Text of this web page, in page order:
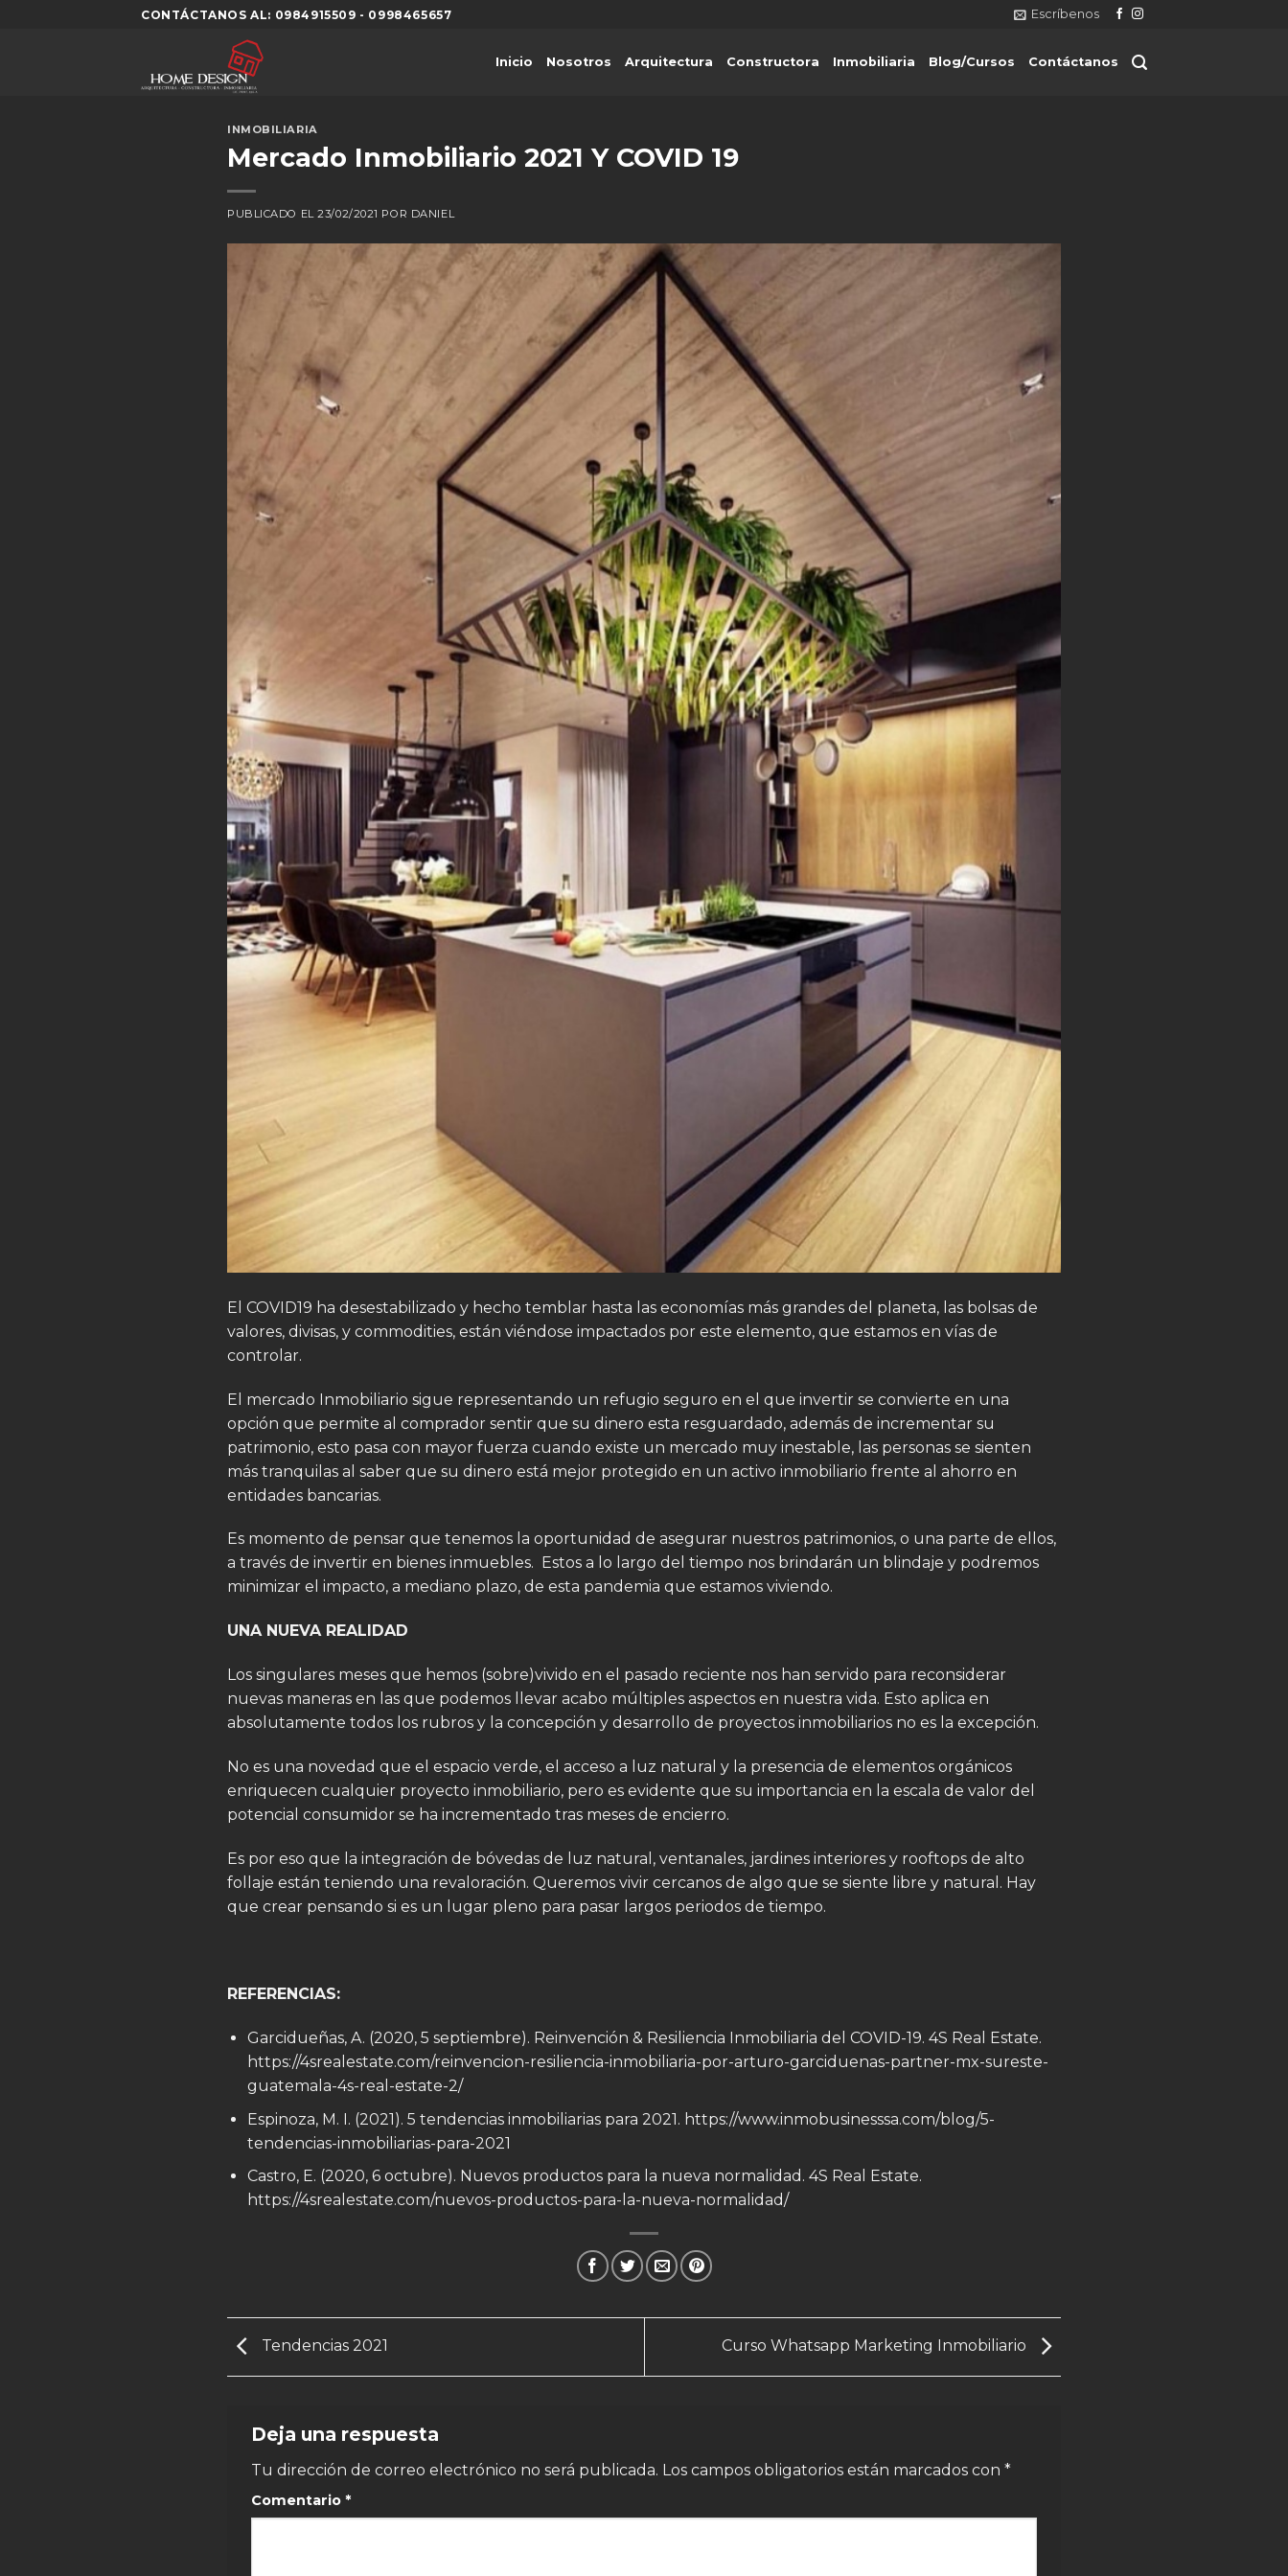
CONTÁCTANOS AL: 0984915509 - 0998465657 Escríbenos
Inicio Nosotros Arquitectura Constructora Inmobiliaria Blog/Cursos Contáctanos
INMOBILIARIA
Mercado Inmobiliario 2021 Y COVID 19
PUBLICADO EL23/02/2021 POR DANIEL
El COVID19 ha desestabilizado y hecho temblar hasta las economías más grandes del planeta, las bolsas de
valores, divisas, y commodities, están viéndose impactados por este elemento, que estamos en vías de
controlar.
El mercado Inmobiliario sigue representando un refugio seguro en el que invertir se convierte en una
opción que permite al comprador sentir que su dinero esta resguardado, además de incrementar su
patrimonio, esto pasa con mayor fuerza cuando existe un mercado muy inestable, las personas se sienten
más tranquilas al saber que su dinero está mejor protegido en un activo inmobiliario frente al ahorro en
entidades bancarias.
Es momento de pensar que tenemos la oportunidad de asegurar nuestros patrimonios, o una parte de ellos,
a través de invertir en bienes inmuebles. Estos a lo largo del tiempo nos brindarán un blindaje y podremos
minimizar el impacto, a mediano plazo, de esta pandemia que estamos viviendo.
UNA NUEVA REALIDAD
Los singulares meses que hemos (sobre)vivido en el pasado reciente nos han servido para reconsiderar
nuevas maneras en las que podemos llevar acabo múltiples aspectos en nuestra vida. Esto aplica en
absolutamente todos los rubros y la concepción y desarrollo de proyectos inmobiliarios no es la excepción.
No es una novedad que el espacio verde, el acceso a luz natural y la presencia de elementos orgánicos
enriquecen cualquier proyecto inmobiliario, pero es evidente que su importancia en la escala de valor del
potencial consumidor se ha incrementado tras meses de encierro.
Es por eso que la integración de bóvedas de luz natural, ventanales, jardines interiores y rooftops de alto
follaje están teniendo una revaloración. Queremos vivir cercanos de algo que se siente libre y natural. Hay
que crear pensando si es un lugar pleno para pasar largos periodos de tiempo.
REFERENCIAS:
Garcidueñas, A. (2020, 5 septiembre). Reinvención & Resiliencia Inmobiliaria del COVID-19. 4S Real Estate.
https://4srealestate.com/reinvencion-resiliencia-inmobiliaria-por-arturo-garciduenas-partner-mx-sureste-
guatemala-4s-real-estate-2/
Espinoza, M. I. (2021). 5 tendencias inmobiliarias para 2021. https://www.inmobusinesssa.com/blog/5-
tendencias-inmobiliarias-para-2021
Castro, E. (2020, 6 octubre). Nuevos productos para la nueva normalidad. 4S Real Estate.
https://4srealestate.com/nuevos-productos-para-la-nueva-normalidad/
Tendencias 2021 Curso Whatsapp Marketing Inmobiliario
Deja una respuesta
Tu dirección de correo electrónico no será publicada. Los campos obligatorios están marcados con *
Comentario *